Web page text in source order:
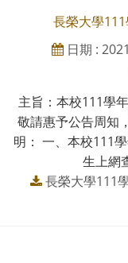
長榮大學
日期 :
主旨：本校111學
敬請惠予公告周知
明： 一、本校111
生上網
長榮大學111